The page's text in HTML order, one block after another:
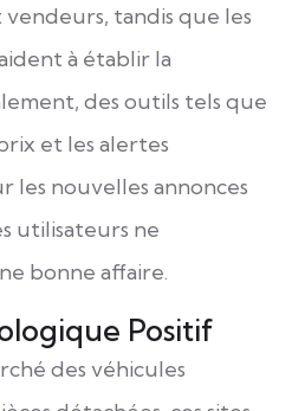
tandis que les
à établir la
des outils tels que
et les alertes
les nouvelles annonces
utilisateurs ne
bonne affaire.
Positif
des véhicules